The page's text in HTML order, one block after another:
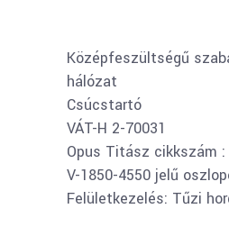
Középfeszültségű
hálózat
Csúcstartó
VÁT-H 2-70031
Opus Titász cikkszám :
V-1850-4550 jelű
Felületkezelés: Tűzi